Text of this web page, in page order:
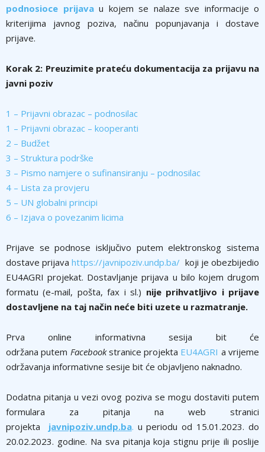
podnosioce prijavau kojem se nalaze sve informacije o
kriterijima javnog poziva, načinu popunjavanja i dostave
prijave.
Korak 2: Preuzimite prateću dokumentacija za prijavu na
javni poziv
1 – Prijavni obrazac – podnosilac
1 – Prijavni obrazac – kooperanti
2 – Budžet
3 – Struktura podrške
3 – Pismo namjere o sufinansiranju – podnosilac
4 – Lista za provjeru
5 – UN globalni principi
6 – Izjava o povezanim licima
Prijave se podnose isključivo putem elektronskog sistema
dostave prijavahttps://javnipoziv.undp.ba/ koji je obezbijedio
EU4AGRI projekat. Dostavljanje prijava u bilo kojem drugom
formatu (e-mail, pošta, fax i sl.) nije prihvatljivo i prijave
dostavljene na taj način neće biti uzete u razmatranje.
Prva online informativna sesija bit će
održana putem Facebookstranice projekta EU4AGRI a vrijeme
održavanja informativne sesije bit će objavljeno naknadno.
Dodatna pitanja u vezi ovog poziva se mogu dostaviti putem
formulara za pitanja na web stranici
projekta
javnipoziv.undp.ba. u periodu od 15.01.2023. do
20.02.2023. godine. Na sva pitanja koja stignu prije ili poslije